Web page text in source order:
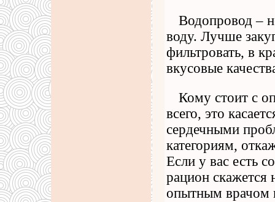
Водопровод –
воду. Лучше
фильтровать, в
вкусовые
Кому стоит с
всего, это
сердечными
категориям,
Если у вас есть
рацион скажется
опытным врачом